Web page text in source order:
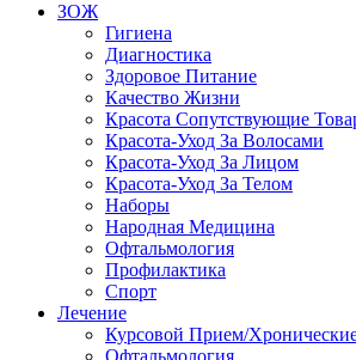
ЗОЖ
Гигиена
Диагностика
Здоровое Питание
Качество Жизни
Красота Сопутствующие
Красота-Уход За Волосами
Красота-Уход За Лицом
Красота-Уход За Телом
Наборы
Народная Медицина
Офтальмология
Профилактика
Спорт
Лечение
Курсовой Прием/
Офтальмология